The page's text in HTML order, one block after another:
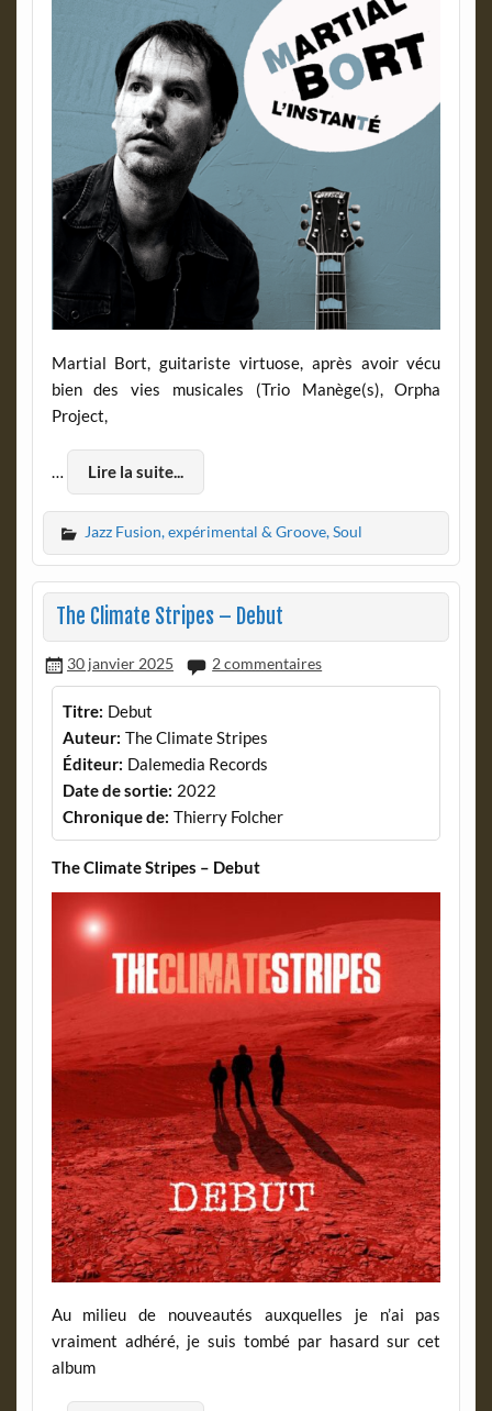
Martial Bort, guitariste virtuose, après avoir vécu
bien des vies musicales (Trio Manège(s), Orpha
Project,
… Lire la suite...
Jazz Fusion, expérimental & Groove, Soul
The Climate Stripes – Debut
30 janvier 2025 2 commentaires
Titre: Debut
Auteur: The Climate Stripes
Éditeur: Dalemedia Records
Date de sortie: 2022
Chronique de: Thierry Folcher
The Climate Stripes – Debut
Au milieu de nouveautés auxquelles je n’ai pas
vraiment adhéré, je suis tombé par hasard sur cet
album